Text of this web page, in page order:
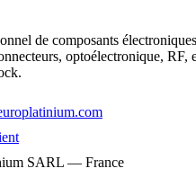
de composants
optoélectronique, RF,
SARL — France